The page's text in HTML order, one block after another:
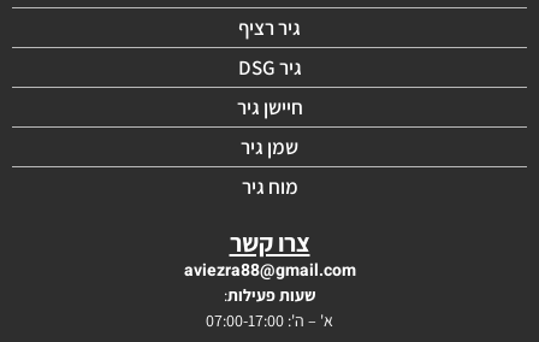
גיר רציף
גיר DSG
חיישן גיר
שמן גיר
מוח גיר
צרו קשר
aviezra88@gmail.com
שעות פעילות:
א' – ה': 07:00-17:00